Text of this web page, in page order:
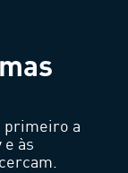
primeiro a
às